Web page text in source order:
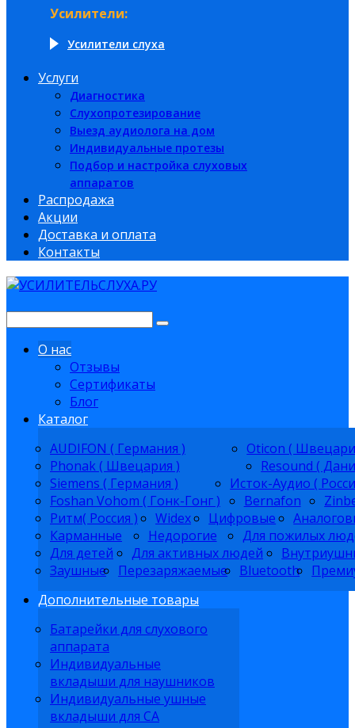
Усилители:
Усилители слуха
Услуги
Диагностика
Слухопротезирование
Выезд аудиолога на дом
Индивидуальные протезы
Подбор и настройка слуховых
аппаратов
Распродажа
Акции
Доставка и оплата
Контакты
О нас
Отзывы
Сертификаты
Блог
Каталог
AUDIFON ( Германия )
Oticon (
Phonak ( Швецария )
Resound (
Siemens ( Германия )
Исток-Аудио (
Foshan Vohom ( Гонк-Гонг )
Bernafon
Ритм( Россия )
Widex Цифровые
Карманные
Недорогие
Для пожилых
Для детей
Для активных людей
Заушные
Перезаряжаемые Bluetooth
Дополнительные товары
Батарейки для слухового
аппарата
Индивидуальные
вкладыши для наушников
Индивидуальные ушные
вкладыши для СА